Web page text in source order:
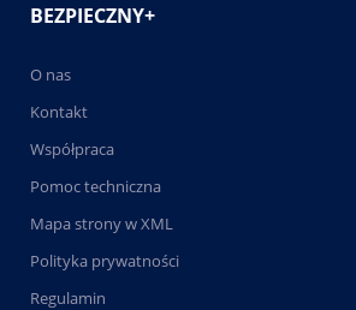
BEZPIECZNY+
O nas
Kontakt
Współpraca
Pomoc techniczna
Mapa strony w XML
Polityka prywatności
Regulamin